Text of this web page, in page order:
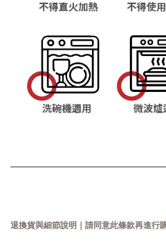
退換貨與細節說明｜請同意此條款再進行